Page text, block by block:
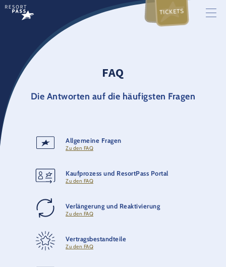
TICKETS
FAQ
Die Antworten auf die häufigsten Fragen
Allgemeine Fragen
Zu den FAQ
​Kaufprozess und ResortPass Portal
Zu den FAQ
Verlängerung und Reaktivierung
Zu den FAQ
Vertragsbestandteile
Zu den FAQ